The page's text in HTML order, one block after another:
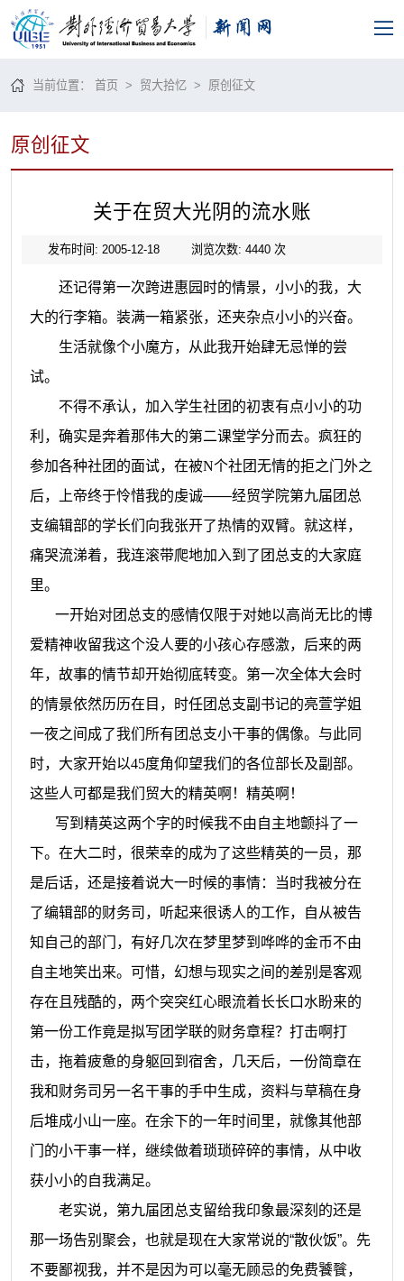
当前位置：首页 > 贸大拾忆 > 原创征文
原创征文
关于在贸大光阴的流水账
发布时间: 2005-12-18 浏览次数: 4440次
还记得第一次跨进惠园时的情景，小小的我，大
大的行李箱。装满一箱紧张，还夹杂点小小的兴奋。
生活就像个小魔方，从此我开始肆无忌惮的尝
试。
不得不承认，加入学生社团的初衷有点小小的功
利，确实是奔着那伟大的第二课堂学分而去。疯狂的
参加各种社团的面试，在被N个社团无情的拒之门外之
后，上帝终于怜惜我的虔诚——经贸学院第九届团总
支编辑部的学长们向我张开了热情的双臂。就这样，
痛哭流涕着，我连滚带爬地加入到了团总支的大家庭
里。
一开始对团总支的感情仅限于对她以高尚无比的博
爱精神收留我这个没人要的小孩心存感激，后来的两
年，故事的情节却开始彻底转变。第一次全体大会时
的情景依然历历在目，时任团总支副书记的亮萱学姐
一夜之间成了我们所有团总支小干事的偶像。与此同
时，大家开始以45度角仰望我们的各位部长及副部。
这些人可都是我们贸大的精英啊！精英啊！
写到精英这两个字的时候我不由自主地颤抖了一
下。在大二时，很荣幸的成为了这些精英的一员，那
是后话，还是接着说大一时候的事情：当时我被分在
了编辑部的财务司，听起来很诱人的工作，自从被告
知自己的部门，有好几次在梦里梦到哗哗的金币不由
自主地笑出来。可惜，幻想与现实之间的差别是客观
存在且残酷的，两个突突红心眼流着长长口水盼来的
第一份工作竟是拟写团学联的财务章程？打击啊打
击，拖着疲惫的身躯回到宿舍，几天后，一份简章在
我和财务司另一名干事的手中生成，资料与草稿在身
后堆成小山一座。在余下的一年时间里，就像其他部
门的小干事一样，继续做着琐琐碎碎的事情，从中收
获小小的自我满足。
老实说，第九届团总支留给我印象最深刻的还是
那一场告别聚会，也就是现在大家常说的“散伙饭”。先
不要鄙视我，并不是因为可以毫无顾忌的免费饕餮，